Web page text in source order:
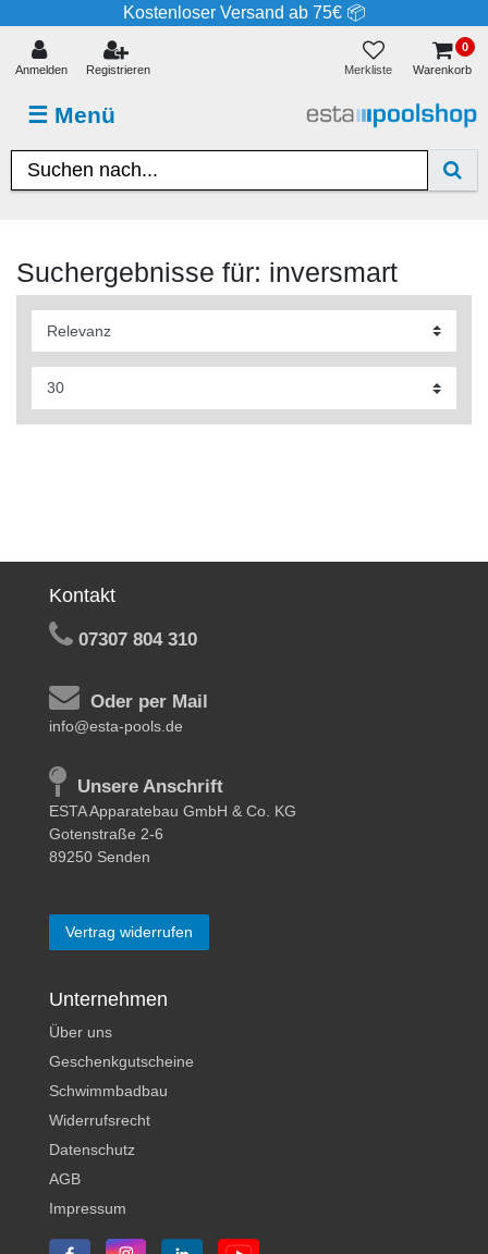
Kostenloser Versand ab 75€ 📦
☰ Menü
Anmelden Registrieren Merkliste
0
Warenkorb
Suchergebnisse für: inversmart
Kontakt
07307 804 310
Oder per Mail
info@esta-pools.de
Unsere Anschrift
ESTA Apparatebau GmbH & Co. KG
Gotenstraße 2-6
89250 Senden
Vertrag widerrufen
Unternehmen
Über uns
Geschenkgutscheine
Schwimmbadbau
Widerrufsrecht
Datenschutz
AGB
Impressum